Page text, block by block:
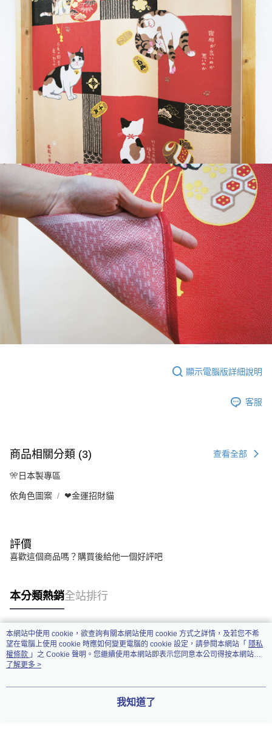
顯示電腦版詳細說明
客服
商品相關分類 (3) 查看全部
🎌日本製專區
依角色圖案 ❤金運招財貓
評價
喜歡這個商品嗎？購買後給他一個好評吧
本分類熱銷全站排行
熱門標籤
本網站中使用 cookie，欲查詢有關本網站使用 cookie 方式之詳情，及若您不希
望在電腦上使用 cookie 時應如何變更電腦的 cookie 設定，請參閱本網站「 隱私
權條款 」之 Cookie 聲明。您繼續使用本網站即表示您同意本公司得按本網站使
用條款之 Cookie 聲明使用 cookie。
了解更多 >
我知道了